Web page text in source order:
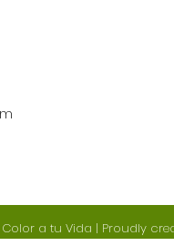
Color a tu Vida | Proudly